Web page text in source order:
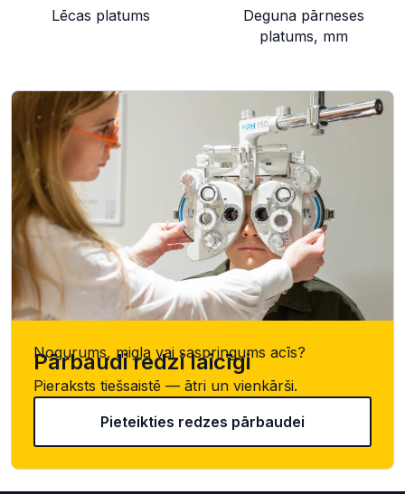
Lēcas platums
Deguna pārneses
platums, mm
Nogurums, migla vai saspringums acīs?
Pārbaudi redzi laicīgi
Pieraksts tiešsaistē — ātri un vienkārši.
Pieteikties redzes pārbaudei